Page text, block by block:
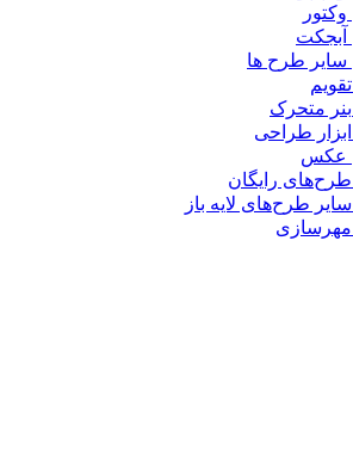
وکتور
آبجکت
سایر طرح ها
تقویم
بنر متحرک
ابزار طراحی
عکس
طرح‌های رایگان
سایر طرح‌های لایه باز
مهرسازی